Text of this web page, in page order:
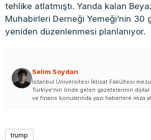
tehlike atlatmıştı. Yarıda kalan
Muhabirleri Derneği Yemeği’nin 30
yeniden düzenlenmesi planlanıyor.
Selim Soydan
İstanbul Üniversitesi İktisat Fakültesi
Türkiye'nin önde gelen gazetelerinin
ve finans konularında yazı haberlere imza
trump